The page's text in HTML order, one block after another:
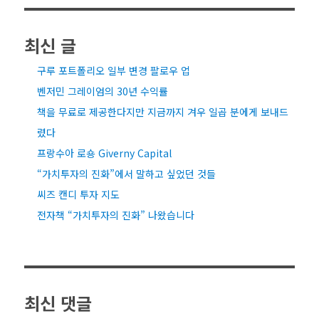
최신 글
구루 포트폴리오 일부 변경 팔로우 업
벤저민 그레이엄의 30년 수익률
책을 무료로 제공한다지만 지금까지 겨우 일곱 분에게 보내드
렸다
프랑수아 로숑 Giverny Capital
“가치투자의 진화”에서 말하고 싶었던 것들
씨즈 캔디 투자 지도
전자책 “가치투자의 진화” 나왔습니다
최신 댓글